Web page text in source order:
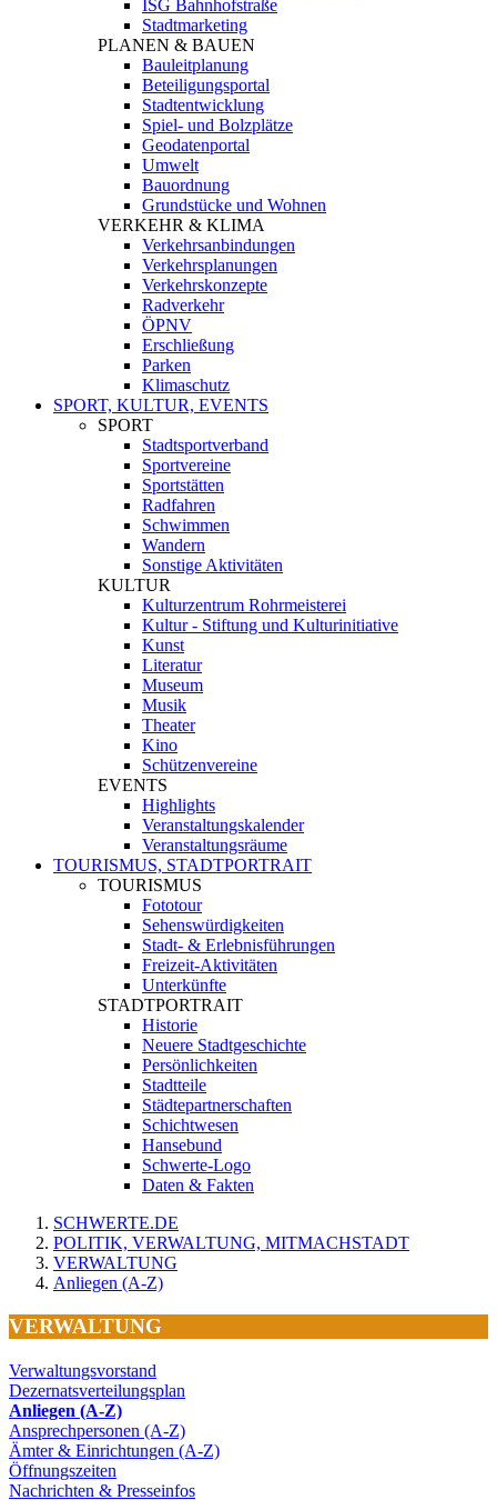
ISG Bahnhofstraße
Stadtmarketing
PLANEN & BAUEN
Bauleitplanung
Beteiligungsportal
Stadtentwicklung
Spiel- und Bolzplätze
Geodatenportal
Umwelt
Bauordnung
Grundstücke und Wohnen
VERKEHR & KLIMA
Verkehrsanbindungen
Verkehrsplanungen
Verkehrskonzepte
Radverkehr
ÖPNV
Erschließung
Parken
Klimaschutz
SPORT, KULTUR, EVENTS
SPORT
Stadtsportverband
Sportvereine
Sportstätten
Radfahren
Schwimmen
Wandern
Sonstige Aktivitäten
KULTUR
Kulturzentrum Rohrmeisterei
Kultur - Stiftung und Kulturinitiative
Kunst
Literatur
Museum
Musik
Theater
Kino
Schützenvereine
EVENTS
Highlights
Veranstaltungskalender
Veranstaltungsräume
TOURISMUS, STADTPORTRAIT
TOURISMUS
Fototour
Sehenswürdigkeiten
Stadt- & Erlebnisführungen
Freizeit-Aktivitäten
Unterkünfte
STADTPORTRAIT
Historie
Neuere Stadtgeschichte
Persönlichkeiten
Stadtteile
Städtepartnerschaften
Schichtwesen
Hansebund
Schwerte-Logo
Daten & Fakten
SCHWERTE.DE
POLITIK, VERWALTUNG, MITMACHSTADT
VERWALTUNG
Anliegen (A-Z)
VERWALTUNG
Verwaltungsvorstand
Dezernatsverteilungsplan
Anliegen (A-Z)
Ansprechpersonen (A-Z)
Ämter & Einrichtungen (A-Z)
Öffnungszeiten
Nachrichten & Presseinfos